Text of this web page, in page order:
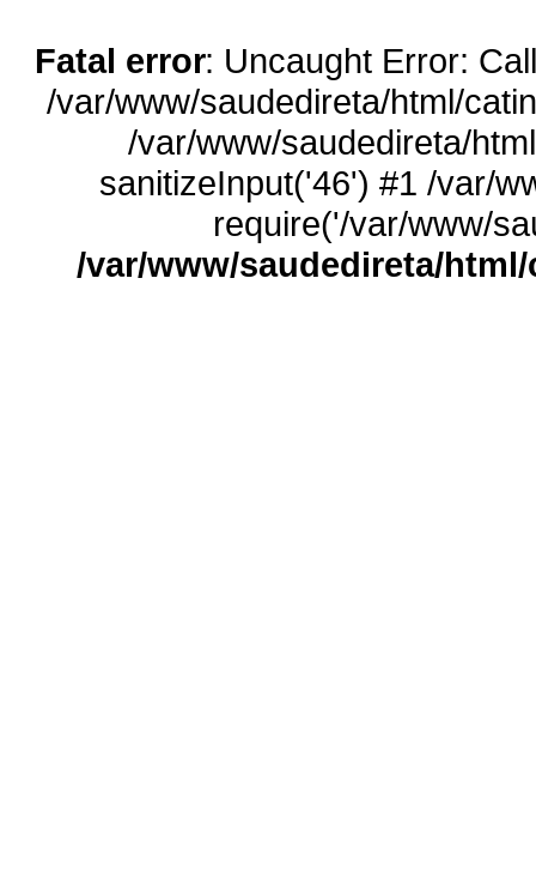
Fatal error: Uncaught Error:
/var/www/saudedireta/html/
/var/www/saudedireta/
sanitizeInput('46') #1 /var/
require('/var/www/
/var/www/saudedireta/